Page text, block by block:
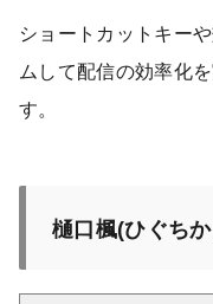
ショートカットキー
ムして配信の効率化
す。
樋口楓(ひぐち